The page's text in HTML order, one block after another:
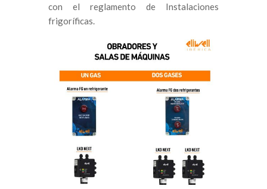
con el reglamento de Instalaciones
frigoríficas.